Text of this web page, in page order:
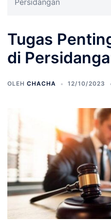
Persidangan
Tugas
di
OLEH CHACHA 12/10/2023